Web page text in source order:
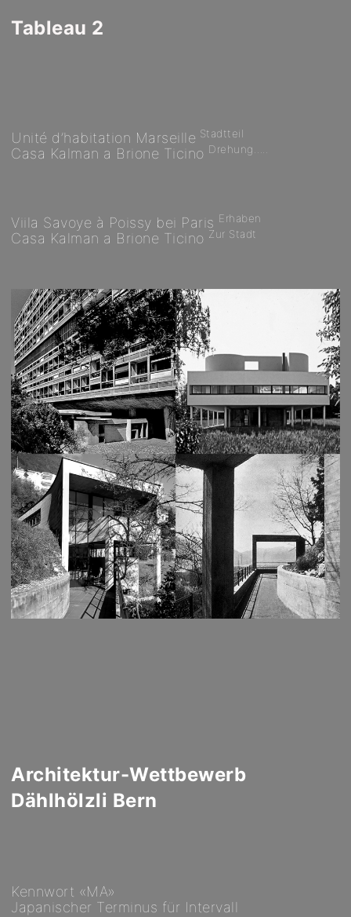
Tableau 2
Unité d’habitation Marseille Stadtteil
Casa Kalman a Brione Ticino Drehung…..
Viila Savoye à Poissy bei Paris Erhaben
Casa Kalman a Brione Ticino Zur Stadt
Architektur-Wettbewerb
Dählhölzli Bern
Kennwort «MA»
Japanischer Terminus für Intervall